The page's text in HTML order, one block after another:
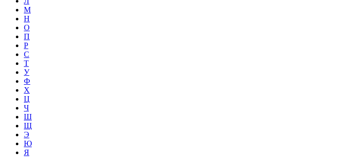
М
Н
О
П
Р
С
Т
У
Ф
Х
Ц
Ч
Ш
Щ
Э
Ю
Я